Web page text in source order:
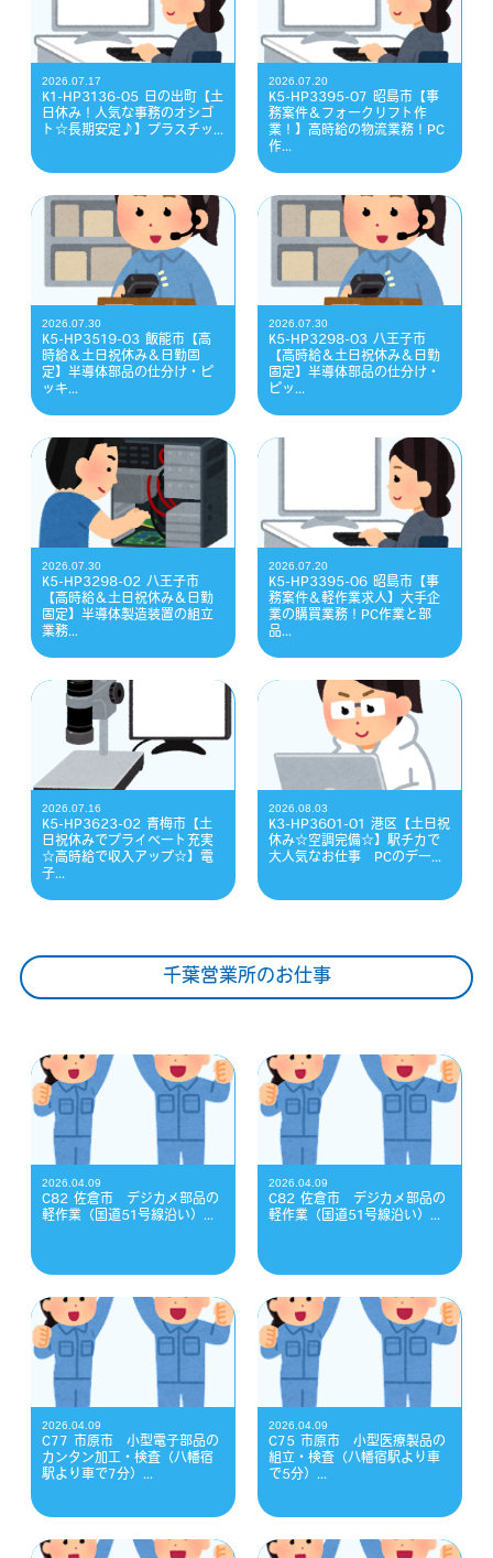
2026.07.17
K1-HP3136-05 日の出町【土
日休み！人気な事務のオシゴ
ト☆長期安定♪】プラスチッ...
2026.07.20
K5-HP3395-07 昭島市【事
務案件＆フォークリフト作
業！】高時給の物流業務！PC
作...
2026.07.30
K5-HP3519-03 飯能市【高
時給＆土日祝休み＆日勤固
定】半導体部品の仕分け・ピ
ッキ...
2026.07.30
K5-HP3298-03 八王子市
【高時給＆土日祝休み＆日勤
固定】半導体部品の仕分け・
ピッ...
2026.07.30
K5-HP3298-02 八王子市
【高時給＆土日祝休み＆日勤
固定】半導体製造装置の組立
業務...
2026.07.20
K5-HP3395-06 昭島市【事
務案件＆軽作業求人】大手企
業の購買業務！PC作業と部
品...
2026.07.16
K5-HP3623-02 青梅市【土
日祝休みでプライベート充実
☆高時給で収入アップ☆】電
子...
2026.08.03
K3-HP3601-01 港区【土日祝
休み☆空調完備☆】駅チカで
大人気なお仕事 PCのデー...
千葉営業所のお仕事
2026.04.09
C82 佐倉市 デジカメ部品の
軽作業（国道51号線沿い）...
2026.04.09
C82 佐倉市 デジカメ部品の
軽作業（国道51号線沿い）...
2026.04.09
C77 市原市 小型電子部品の
カンタン加工・検査（八幡宿
駅より車で7分）...
2026.04.09
C75 市原市 小型医療製品の
組立・検査（八幡宿駅より車
で5分）...